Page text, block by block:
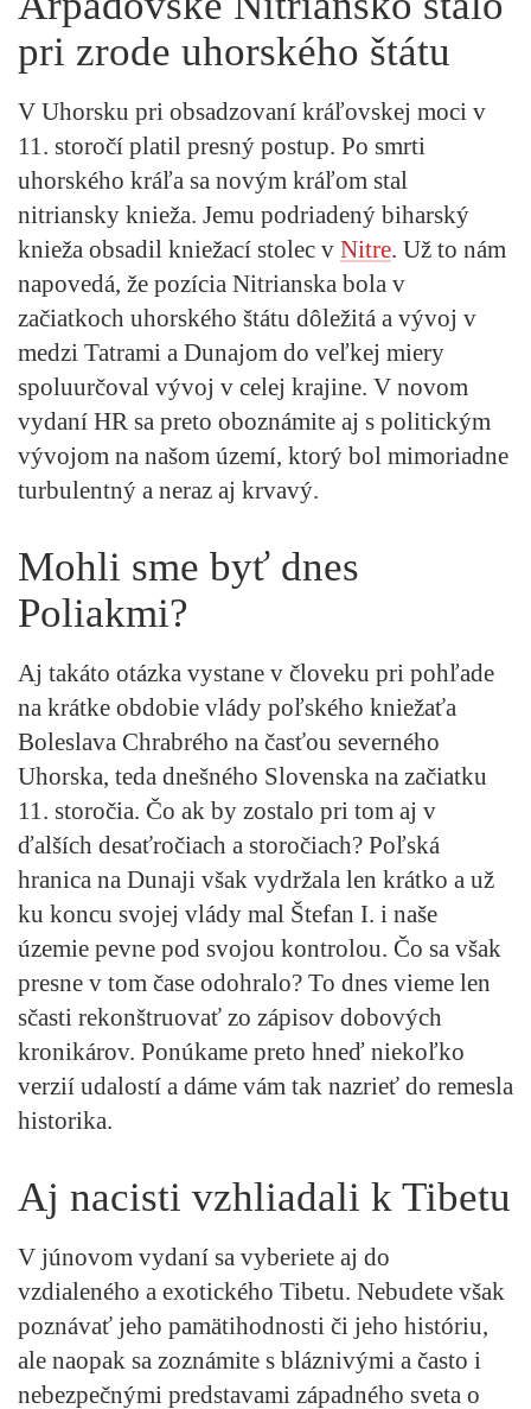
pri zrode uhorského štátu
V Uhorsku pri obsadzovaní kráľovskej moci v
11. storočí platil presný postup. Po smrti
uhorského kráľa sa novým kráľom stal
nitriansky knieža. Jemu podriadený biharský
knieža obsadil kniežací stolec v Nitre. Už to nám
napovedá, že pozícia Nitrianska bola v
začiatkoch uhorského štátu dôležitá a vývoj v
medzi Tatrami a Dunajom do veľkej miery
spoluurčoval vývoj v celej krajine. V novom
vydaní HR sa preto oboznámite aj s politickým
vývojom na našom území, ktorý bol mimoriadne
turbulentný a neraz aj krvavý.
Mohli sme byť dnes
Poliakmi?
Aj takáto otázka vystane v človeku pri pohľade
na krátke obdobie vlády poľského kniežaťa
Boleslava Chrabrého na časťou severného
Uhorska, teda dnešného Slovenska na začiatku
11. storočia. Čo ak by zostalo pri tom aj v
ďalších desaťročiach a storočiach? Poľská
hranica na Dunaji však vydržala len krátko a už
ku koncu svojej vlády mal Štefan I. i naše
územie pevne pod svojou kontrolou. Čo sa však
presne v tom čase odohralo? To dnes vieme len
sčasti rekonštruovať zo zápisov dobových
kronikárov. Ponúkame preto hneď niekoľko
verzií udalostí a dáme vám tak nazrieť do remesla
historika.
Aj nacisti vzhliadali k Tibetu
V júnovom vydaní sa vyberiete aj do
vzdialeného a exotického Tibetu. Nebudete však
poznávať jeho pamätihodnosti či jeho históriu,
ale naopak sa zoznámite s bláznivými a často i
nebezpečnými predstavami západného sveta o